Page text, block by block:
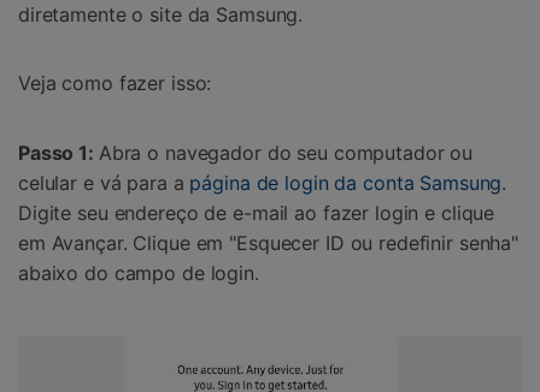
diretamente o site da Samsung.
Veja como fazer isso:
Passo 1: Abra o navegador do seu computador ou
celular e vá para a página de login da conta Samsung.
Digite seu endereço de e-mail ao fazer login e clique
em Avançar. Clique em "Esquecer ID ou redefinir senha"
abaixo do campo de login.